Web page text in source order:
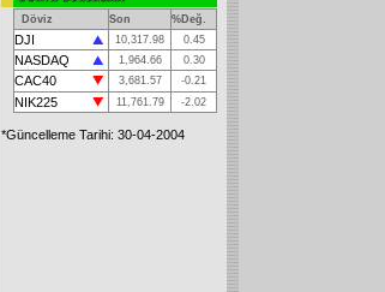
Döviz Son %Değ.
DJI 10,317.98 0.45
NASDAQ 1,964.66 0.30
CAC40 3,681.57 -0.21
NIK225 11,761.79 -2.02
*Güncelleme Tarihi: 30-04-2004